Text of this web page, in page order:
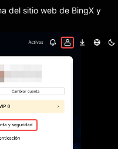
del sitio web de BingX y